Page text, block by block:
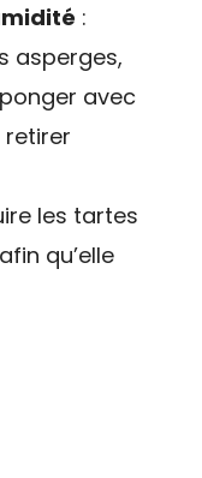
:
asperges,
avec
retirer
les tartes
qu’elle